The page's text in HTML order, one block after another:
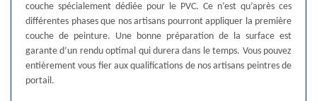
couche spécialement dédiée pour le PVC. Ce n’est qu’après ces
différentes phases que nos artisans pourront appliquer la première
couche de peinture. Une bonne préparation de la surface est
garante d’un rendu optimal qui durera dans le temps. Vous pouvez
entièrement vous fier aux qualifications de nos artisans peintres de
portail.